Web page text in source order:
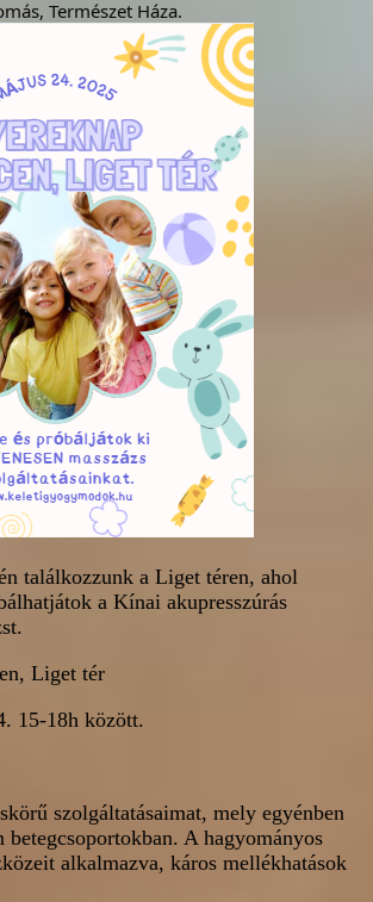
Természet Háza.
találkozzunk a Liget téren, ahol
a Kínai akupresszúrás
Liget tér
15-18h között.
szolgáltatásaimat, mely egyénben
A hagyományos
alkalmazva, káros mellékhatások